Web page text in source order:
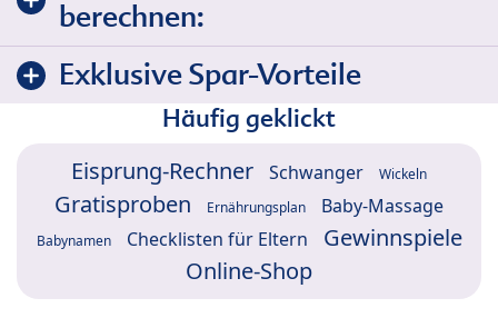
berechnen:
Exklusive Spar-Vorteile
Häufig geklickt
Eisprung-Rechner Schwanger Wickeln
Gratisproben Ernährungsplan Baby-Massage
Babynamen Checklisten für Eltern
Gewinnspiele
Online-Shop